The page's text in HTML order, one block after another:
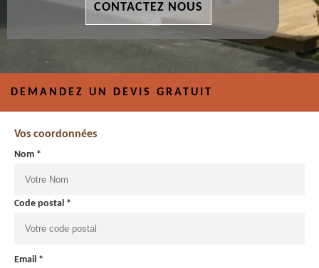
CONTACTEZ NOUS
DEMANDEZ UN DEVIS GRATUIT
Vos coordonnées
Nom *
Code postal *
Email *